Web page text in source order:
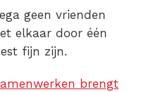
geen vrienden
elkaar door één
fijn zijn.
brengt